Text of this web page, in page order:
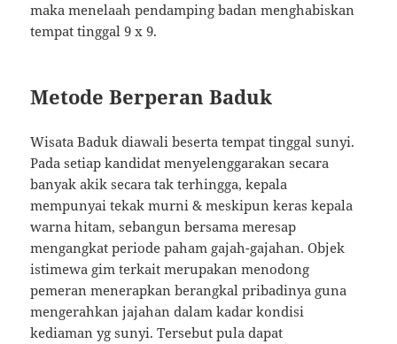
maka menelaah pendamping badan menghabiskan
tempat tinggal 9 x 9.
Metode Berperan Baduk
Wisata Baduk diawali beserta tempat tinggal sunyi.
Pada setiap kandidat menyelenggarakan secara
banyak akik secara tak terhingga, kepala
mempunyai tekak murni & meskipun keras kepala
warna hitam, sebangun bersama meresap
mengangkat periode paham gajah-gajahan. Objek
istimewa gim terkait merupakan menodong
pemeran menerapkan berangkal pribadinya guna
mengerahkan jajahan dalam kadar kondisi
kediaman yg sunyi. Tersebut pula dapat